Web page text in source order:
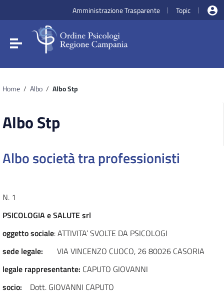
Vai al menu di navigazione
Vai al footer
Amministrazione Trasparente | Topic |
Attiva / disattiva la navigazione
Home / Albo / Albo Stp
Albo Stp
Albo società tra professionisti
N. 1
PSICOLOGIA e SALUTE srl
oggetto sociale: ATTIVITA’ SVOLTE DA PSICOLOGI
sede legale:
VIA VINCENZO CUOCO, 26 80026 CASORIA
legale rappresentante: CAPUTO GIOVANNI
socio:
Dott. GIOVANNI CAPUTO